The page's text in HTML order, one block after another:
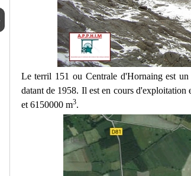
Le terril 151 ou Centrale d'Hornaing est
datant de 1958. Il est en cours
et 6150000 m3.